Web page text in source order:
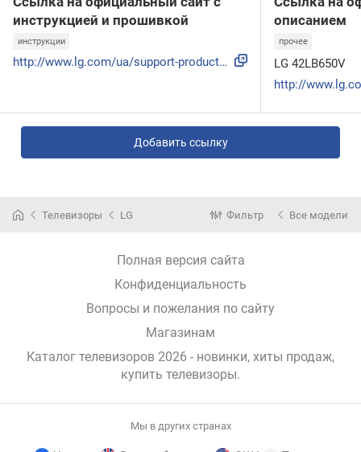
инструкцией и прошивкой
инструкции
http://www.lg.com/ua/support-product/lg-42LB650V
описанием
прочее
LG 42LB650V
Добавить ссылку
Телевизоры LG Фильтр Все модели
Полная версия сайта
Конфиденциальность
Вопросы и пожелания по сайту
Магазинам
Каталог телевизоров 2026 - новинки, хиты продаж,
купить телевизоры.
Мы в других странах